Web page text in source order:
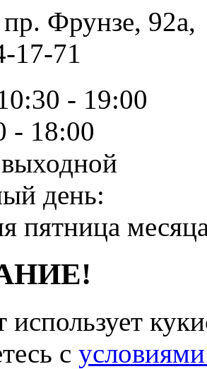
пр. Фрунзе,
17-71
- 19:00
- 18:00
день:
пятница
c